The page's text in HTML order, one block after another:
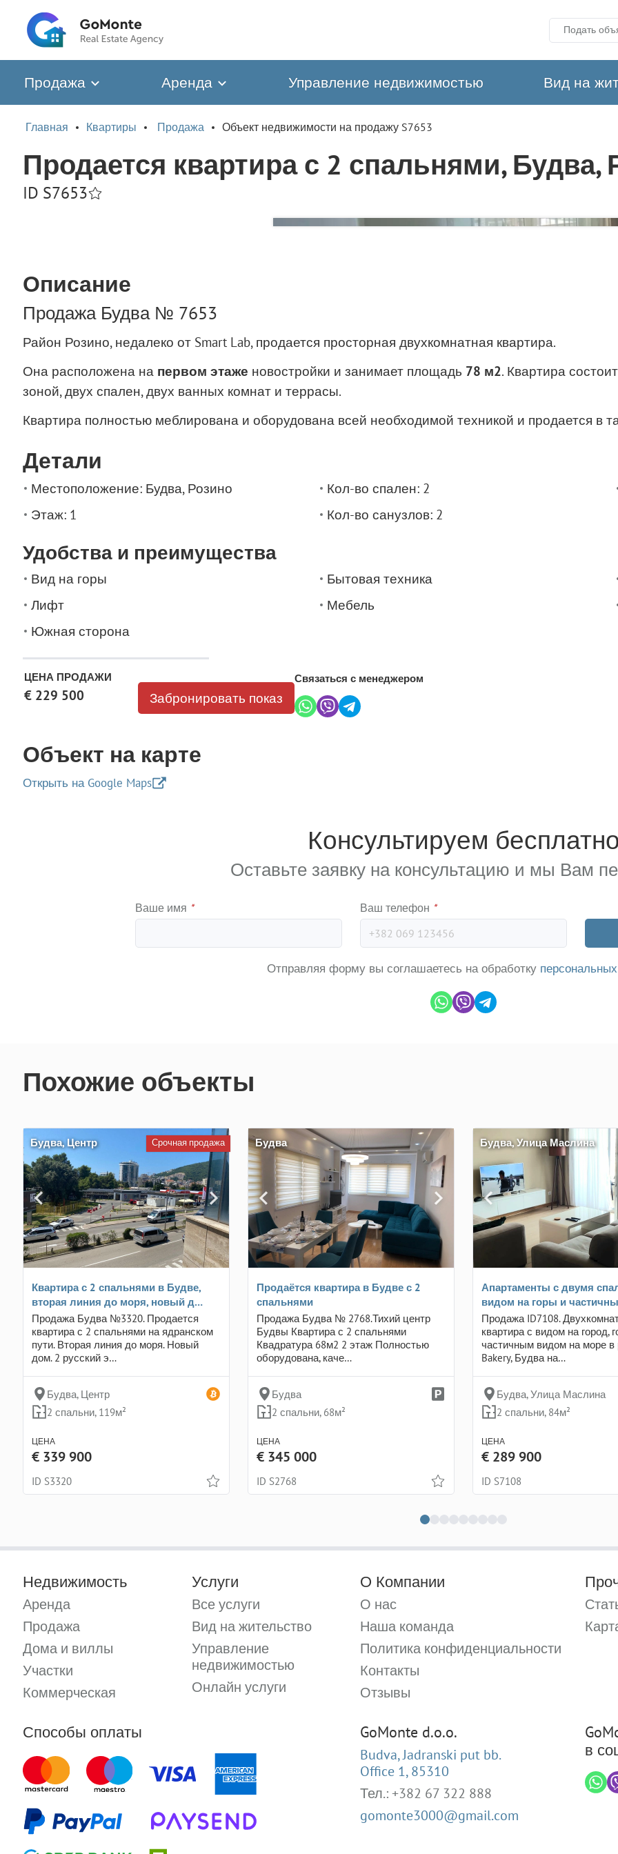
Подать
Продажа Аренда Управление недвижимостью Вид на
Главная Квартиры Продажа Объект недвижимости на продажу S7653
Продается квартира с 2 спальнями, Будва,
ID S7653
Описание
Продажа Будва № 7653
Район Розино, недалеко от Smart Lab, продается просторная двухкомнатная квартира.
Она расположена на первом этаже новостройки и занимает площадь 78 м2. Квартира
зоной, двух спален, двух ванных комнат и террасы.
Квартира полностью меблирована и оборудована всей необходимой техникой и продается в
Детали
Местоположение: Будва, Розино Кол-во спален: 2
Этаж: 1
Кол-во санузлов: 2
Удобства и преимущества
Вид на горы Бытовая техника
Лифт
Мебель
Южная сторона
ЦЕНА ПРОДАЖИ
€ 229 500 Забронировать показ
Связаться с менеджером
Объект на карте
Открыть на Google Maps
Консультируем бесплатно
Оставьте заявку на консультацию и мы Вам
Ваше имя * Ваш телефон *
Отправляя форму вы соглашаетесь на обработку
Похожие объекты
Будва, Центр
Квартира с 2 спальнями в Будве,
вторая линия до моря, новый д…
Продажа Будва №3320. Продается
квартира с 2 спальнями на ядранском
пути. Вторая линия до моря. Новый
дом. 2 русский э…
Будва, Центр
2 спальни, 119м²
ЦЕНА
€ 339 900
ID S3320
Срочная продажа Будва
Продаётся квартира в Будве с 2
спальнями
Продажа Будва № 2768.Тихий центр
Будвы Квартира с 2 спальнями
Квадратура 68м2 2 этаж Полностью
оборудована, каче…
Будва
2 спальни, 68м²
ЦЕНА
€ 345 000
ID S2768
Будва, Улица Маслина
Апартаменты с двумя
видом на горы и
Продажа ID7108.
квартира с видом на город,
частичным видом на море в
Bakery, Будва на…
Будва, Улица Маслина
2 спальни, 84м²
ЦЕНА
€ 289 900
ID S7108
Недвижимость
Аренда
Продажа
Дома и виллы
Участки
Коммерческая
Услуги
Все услуги
Вид на жительство
Управление
недвижимостью
Онлайн услуги
О Компании
О нас
Наша команда
Политика конфиденциальности
Контакты
Отзывы
Способы оплаты GoMonte d.o.o.
Budva, Jadranski put bb.
Office 1, 85310
Тел.: +382 67 322 888
gomonte3000@gmail.com
в